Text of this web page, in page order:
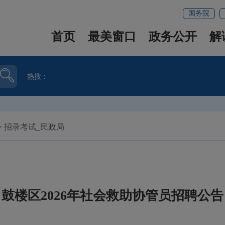
国务院
首页 最美窗口 政务公开 解
热搜：
招录考试_民政局
鼓楼区2026年社会救助协管员招聘公告